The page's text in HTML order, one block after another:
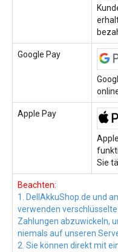
Google Pay
Apple Pay
Sie
Beachten:
1. DellAkkuShop.de und
verwenden
Zahlungen abzuwickeln,
niemals auf unseren
2. Sie können direkt mit